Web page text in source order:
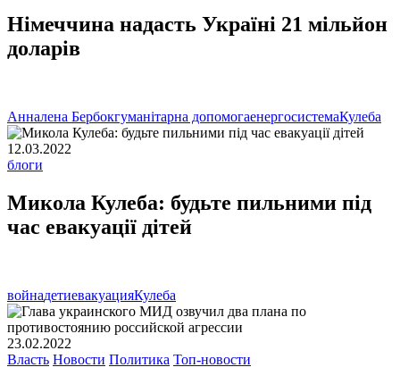
Німеччина надасть Україні 21 мільйон
доларів
Анналена Бербокгуманітарна допомогаенергосистемаКулеба
12.03.2022
блоги
Микола Кулеба: будьте пильними під
час евакуації дітей
войнадетиевакуацияКулеба
23.02.2022
Власть Новости Политика Топ-новости